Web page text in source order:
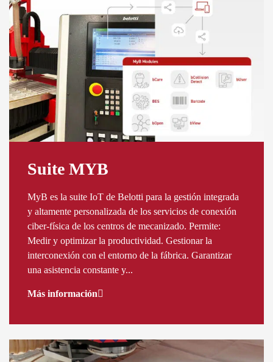
Suite MYB
MyB es la suite IoT de Belotti para la gestión integrada
y altamente personalizada de los servicios de conexión
ciber-física de los centros de mecanizado. Permite:
Medir y optimizar la productividad. Gestionar la
interconexión con el entorno de la fábrica. Garantizar
una asistencia constante y...
Más información